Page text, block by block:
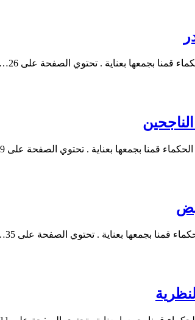
قمنا بجمعها بعناية . تحتوي الصفحة على 26…
قمنا بجمعها بعناية . تحتوي الصفحة على 9…
قمنا بجمعها بعناية . تحتوي الصفحة على 35…